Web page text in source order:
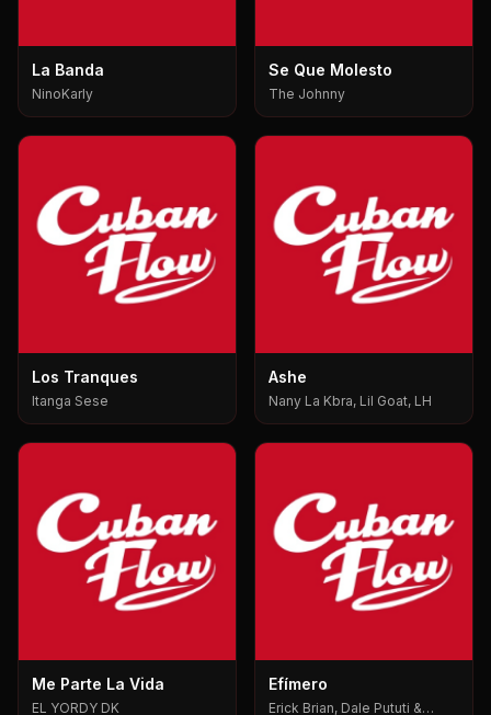
La Banda
NinoKarly
Se Que Molesto
The Johnny
Los Tranques
Itanga Sese
Ashe
Nany La Kbra, Lil Goat, LH
Me Parte La Vida
EL YORDY DK
Efímero
Erick Brian, Dale Pututi &